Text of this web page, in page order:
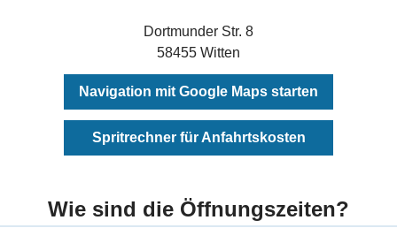
Dortmunder Str. 8
58455 Witten
Navigation mit Google Maps starten
Spritrechner für Anfahrtskosten
Wie sind die Öffnungszeiten?